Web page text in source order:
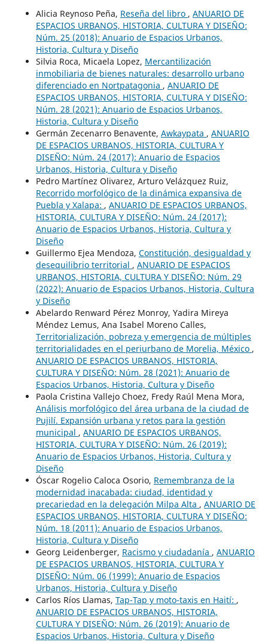
Alicia Reynoso Peña, Reseña del libro , ANUARIO DE
ESPACIOS URBANOS, HISTORIA, CULTURA Y DISEÑO:
Núm. 25 (2018): Anuario de Espacios Urbanos,
Historia, Cultura y Diseño
Silvia Roca, Micaela Lopez, Mercantilización
inmobiliaria de bienes naturales: desarrollo urbano
diferenciado en Nortpatagonia , ANUARIO DE
ESPACIOS URBANOS, HISTORIA, CULTURA Y DISEÑO:
Núm. 28 (2021): Anuario de Espacios Urbanos,
Historia, Cultura y Diseño
Germán Zecenarro Benavente, Awkaypata , ANUARIO
DE ESPACIOS URBANOS, HISTORIA, CULTURA Y
DISEÑO: Núm. 24 (2017): Anuario de Espacios
Urbanos, Historia, Cultura y Diseño
Pedro Martínez Olivarez, Arturo Velázquez Ruiz,
Recorrido morfológico de la dinámica expansiva de
Puebla y Xalapa: , ANUARIO DE ESPACIOS URBANOS,
HISTORIA, CULTURA Y DISEÑO: Núm. 24 (2017):
Anuario de Espacios Urbanos, Historia, Cultura y
Diseño
Guillermo Ejea Mendoza, Constitución, desigualdad y
desequilibrio territorial , ANUARIO DE ESPACIOS
URBANOS, HISTORIA, CULTURA Y DISEÑO: Núm. 29
(2022): Anuario de Espacios Urbanos, Historia, Cultura
y Diseño
Abelardo Renward Pérez Monroy, Yadira Mireya
Méndez Lemus, Ana Isabel Moreno Calles,
Territorialización, pobreza y emergencia de múltiples
territorialidades en el periurbano de Morelia, México ,
ANUARIO DE ESPACIOS URBANOS, HISTORIA,
CULTURA Y DISEÑO: Núm. 28 (2021): Anuario de
Espacios Urbanos, Historia, Cultura y Diseño
Paola Cristina Vallejo Choez, Fredy Raúl Mena Mora,
Análisis morfológico del área urbana de la ciudad de
Pujilí. Expansión urbana y retos para la gestión
municipal , ANUARIO DE ESPACIOS URBANOS,
HISTORIA, CULTURA Y DISEÑO: Núm. 26 (2019):
Anuario de Espacios Urbanos, Historia, Cultura y
Diseño
Óscar Rogelio Caloca Osorio, Remembranza de la
modernidad inacabada: ciudad, identidad y
precariedad en la delegación Milpa Alta , ANUARIO DE
ESPACIOS URBANOS, HISTORIA, CULTURA Y DISEÑO:
Núm. 18 (2011): Anuario de Espacios Urbanos,
Historia, Cultura y Diseño
Georg Leidenberger, Racismo y ciudadanía , ANUARIO
DE ESPACIOS URBANOS, HISTORIA, CULTURA Y
DISEÑO: Núm. 06 (1999): Anuario de Espacios
Urbanos, Historia, Cultura y Diseño
Carlos Ríos Llamas, Tap-Tap y moto-taxis en Haití: ,
ANUARIO DE ESPACIOS URBANOS, HISTORIA,
CULTURA Y DISEÑO: Núm. 26 (2019): Anuario de
Espacios Urbanos, Historia, Cultura y Diseño